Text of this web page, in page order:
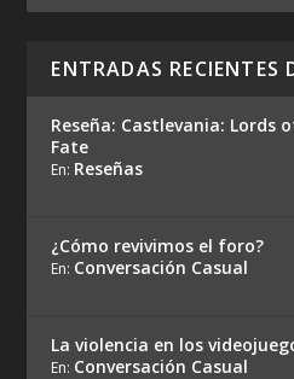
ENTRADAS RECIENTES
Reseña: Castlevania: Lords
Fate
En: Reseñas
¿Cómo revivimos el foro?
En: Conversación Casual
La violencia en los
En: Conversación Casual